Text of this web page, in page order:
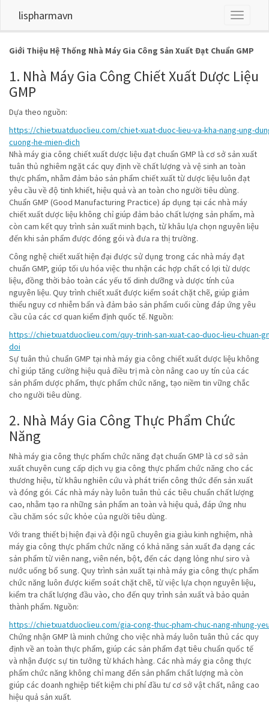
Toggle
lispharmavn
Giới Thiệu Hệ Thống Nhà Máy Gia Công Sản Xuất Đạt Chuẩn GMP
1. Nhà Máy Gia Công Chiết Xuất Dược Liệu
GMP
Dựa theo nguồn:
https://chietxuatduoclieu.com/chiet-xuat-duoc-lieu-va-kha-nang-ung-
cuong-he-mien-dich
Nhà máy gia công chiết xuất dược liệu đạt chuẩn GMP là cơ sở sản xuất
tuân thủ nghiêm ngặt các quy định về chất lượng và vệ sinh an toàn
thực phẩm, nhằm đảm bảo sản phẩm chiết xuất từ dược liệu luôn đạt
yêu cầu về độ tinh khiết, hiệu quả và an toàn cho người tiêu dùng.
Chuẩn GMP (Good Manufacturing Practice) áp dụng tại các nhà máy
chiết xuất dược liệu không chỉ giúp đảm bảo chất lượng sản phẩm, mà
còn cam kết quy trình sản xuất minh bạch, từ khâu lựa chọn nguyên liệu
đến khi sản phẩm được đóng gói và đưa ra thị trường.
Công nghệ chiết xuất hiện đại được sử dụng trong các nhà máy đạt
chuẩn GMP, giúp tối ưu hóa việc thu nhận các hợp chất có lợi từ dược
liệu, đồng thời bảo toàn các yếu tố dinh dưỡng và dược tính của
nguyên liệu. Quy trình chiết xuất được kiểm soát chặt chẽ, giúp giảm
thiểu nguy cơ nhiễm bẩn và đảm bảo sản phẩm cuối cùng đáp ứng yêu
cầu của các cơ quan kiểm định quốc tế. Nguồn:
https://chietxuatduoclieu.com/quy-trinh-san-xuat-cao-duoc-lieu-chuan-
doi
Sự tuân thủ chuẩn GMP tại nhà máy gia công chiết xuất dược liệu không
chỉ giúp tăng cường hiệu quả điều trị mà còn nâng cao uy tín của các
sản phẩm dược phẩm, thực phẩm chức năng, tạo niềm tin vững chắc
cho người tiêu dùng.
2. Nhà Máy Gia Công Thực Phẩm Chức
Năng
Nhà máy gia công thực phẩm chức năng đạt chuẩn GMP là cơ sở sản
xuất chuyên cung cấp dịch vụ gia công thực phẩm chức năng cho các
thương hiệu, từ khâu nghiên cứu và phát triển công thức đến sản xuất
và đóng gói. Các nhà máy này luôn tuân thủ các tiêu chuẩn chất lượng
cao, nhằm tạo ra những sản phẩm an toàn và hiệu quả, đáp ứng nhu
cầu chăm sóc sức khỏe của người tiêu dùng.
Với trang thiết bị hiện đại và đội ngũ chuyên gia giàu kinh nghiệm, nhà
máy gia công thực phẩm chức năng có khả năng sản xuất đa dạng các
sản phẩm từ viên nang, viên nén, bột, đến các dạng lỏng như siro và
nước uống bổ sung. Quy trình sản xuất tại nhà máy gia công thực phẩm
chức năng luôn được kiểm soát chặt chẽ, từ việc lựa chọn nguyên liệu,
kiểm tra chất lượng đầu vào, cho đến quy trình sản xuất và bảo quản
thành phẩm. Nguồn:
https://chietxuatduoclieu.com/gia-cong-thuc-pham-chuc-nang-nhung-
Chứng nhận GMP là minh chứng cho việc nhà máy luôn tuân thủ các quy
định về an toàn thực phẩm, giúp các sản phẩm đạt tiêu chuẩn quốc tế
và nhận được sự tin tưởng từ khách hàng. Các nhà máy gia công thực
phẩm chức năng không chỉ mang đến sản phẩm chất lượng mà còn
giúp các doanh nghiệp tiết kiệm chi phí đầu tư cơ sở vật chất, nâng cao
hiệu quả sản xuất.